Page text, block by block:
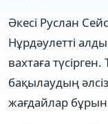
Әкесі Руслан
Нұрдәулетті
вахтаға
бақылаудың
жағдайлар